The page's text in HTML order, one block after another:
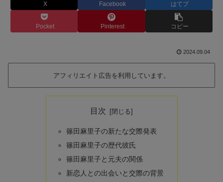
X Facebook はてブ
Pocket Pinterest コピー
2024.09.04
アフィリエイト広告を利用しています。
目次
篠田麻里子の新たな交際発表
篠田麻里子の歴代彼氏
篠田麻里子と元夫の関係
新恋人との出会いと交際の背景